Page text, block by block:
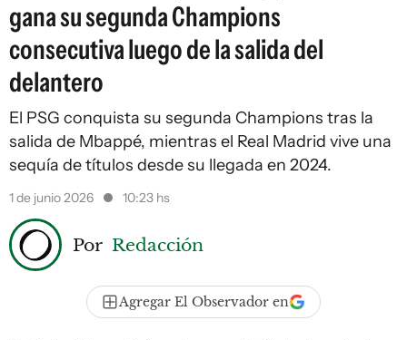
gana su segunda Champions
consecutiva luego de la salida del
delantero
El PSG conquista su segunda Champions tras la
salida de Mbappé, mientras el Real Madrid vive una
sequía de títulos desde su llegada en 2024.
1 de junio 2026 10:23 hs
Por Redacción
Agregar El Observador en